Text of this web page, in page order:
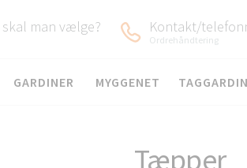
man vælge? Kontakt/
Ordrehåndtering
GARDINER MYGGENET
Tæpper